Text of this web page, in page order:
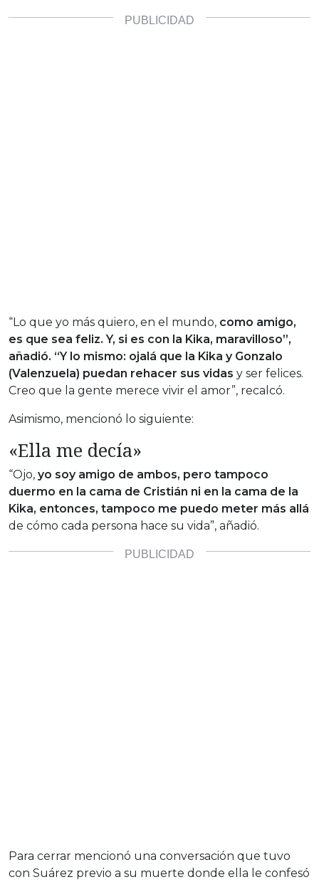
“Lo que yo más quiero, en el mundo, como amigo,
es que sea feliz. Y, si es con la Kika, maravilloso”,
añadió. “Y lo mismo: ojalá que la Kika y Gonzalo
(Valenzuela) puedan rehacer sus vidas y ser felices.
Creo que la gente merece vivir el amor”, recalcó.
Asimismo, mencionó lo siguiente:
«Ella me decía»
“Ojo, yo soy amigo de ambos, pero tampoco
duermo en la cama de Cristián ni en la cama de la
Kika, entonces, tampoco me puedo meter más allá
de cómo cada persona hace su vida”, añadió.
Para cerrar mencionó una conversación que tuvo
con Suárez previo a su muerte donde ella le confesó